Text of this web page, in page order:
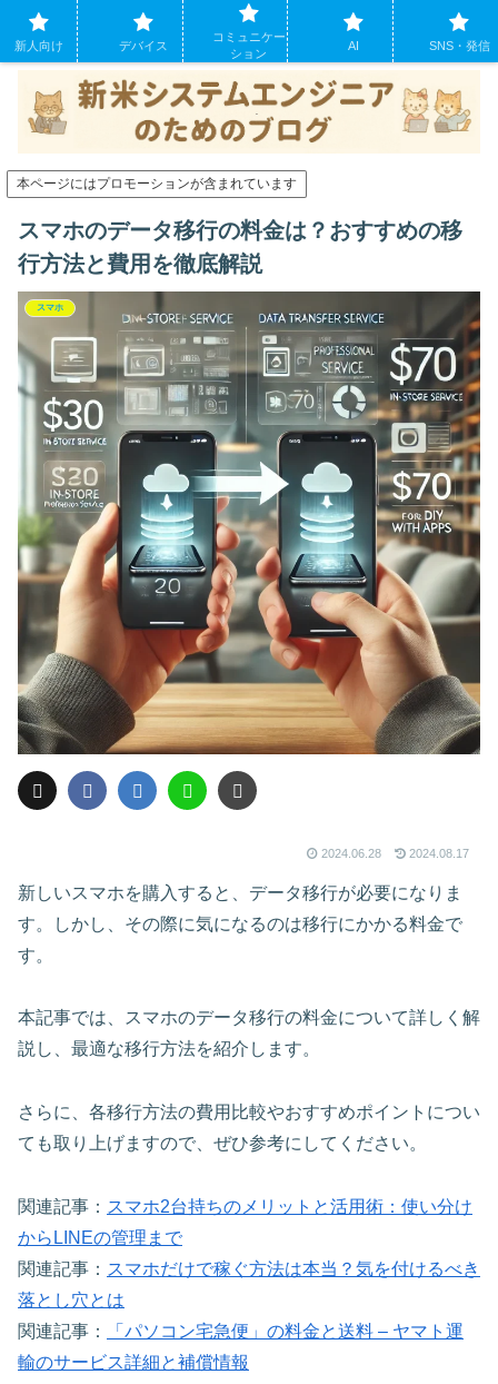
システムエンジニアになったばかりの方のために。現場でよくあるパソコンの
トラブルも
本ページにはプロモーションが含まれています
スマホのデータ移行の料金は？おすすめの移
行方法と費用を徹底解説
スマホ
2024.06.28 2024.08.17
新しいスマホを購入すると、データ移行が必要になりま
す。しかし、その際に気になるのは移行にかかる料金で
す。
本記事では、スマホのデータ移行の料金について詳しく解
説し、最適な移行方法を紹介します。
さらに、各移行方法の費用比較やおすすめポイントについ
ても取り上げますので、ぜひ参考にしてください。
関連記事： スマホ2台持ちのメリットと活用術：使い分け
からLINEの管理まで
関連記事： スマホだけで稼ぐ方法は本当？気を付けるべき
落とし穴とは
関連記事：
「パソコン宅急便」の料金と送料 – ヤマト運
輸のサービス詳細と補償情報
新人向け デバイス
コミュニケー
ション
AI SNS・発信